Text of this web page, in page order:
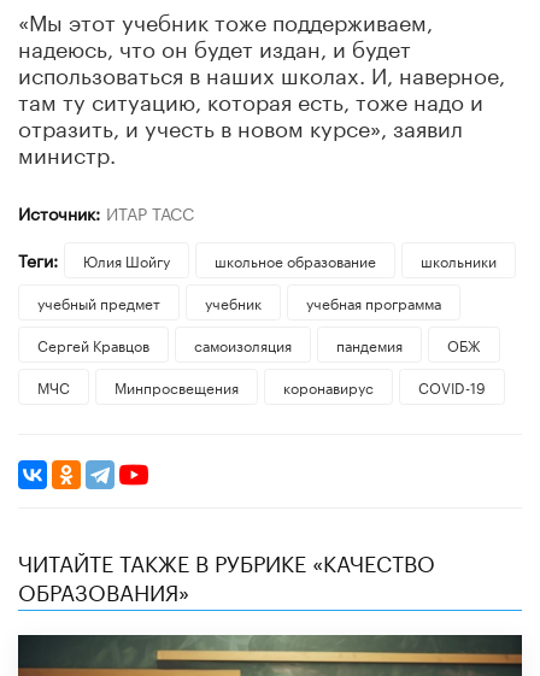
«Мы этот учебник тоже поддерживаем,
надеюсь, что он будет издан, и будет
использоваться в наших школах. И, наверное,
там ту ситуацию, которая есть, тоже надо и
отразить, и учесть в новом курсе», заявил
министр.
Источник: ИТАР ТАСС
Теги:
Юлия Шойгу школьное образование
школьники
учебный предмет
учебник
учебная программа
Сергей Кравцов
самоизоляция пандемия
ОБЖ
МЧС
Минпросвещения коронавирус COVID-19
ЧИТАЙТЕ ТАКЖЕ В РУБРИКЕ «КАЧЕСТВО
ОБРАЗОВАНИЯ»